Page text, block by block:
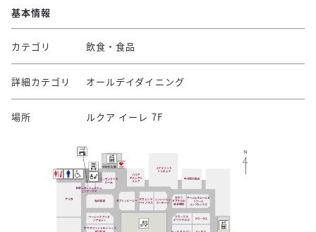
基本情報
カテゴリ 飲食・食品
詳細カテゴリ オールデイダイニング
場所 ルクア イーレ 7F